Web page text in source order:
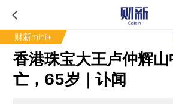
财新mini+
香港珠宝大王卢仲辉
亡，65岁｜讣闻